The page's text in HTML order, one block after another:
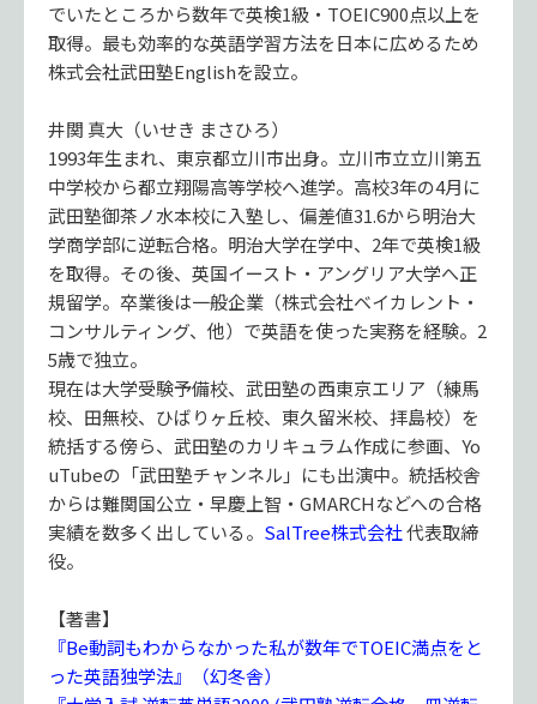
でいたところから数年で英検1級・TOEIC900点以上を
取得。最も効率的な英語学習方法を日本に広めるため
株式会社武田塾Englishを設立。
井関 真大（いせき まさひろ）
1993年生まれ、東京都立川市出身。立川市立立川第五
中学校から都立翔陽高等学校へ進学。高校3年の4月に
武田塾御茶ノ水本校に入塾し、偏差値31.6から明治大
学商学部に逆転合格。明治大学在学中、2年で英検1級
を取得。その後、英国イースト・アングリア大学へ正
規留学。卒業後は一般企業（株式会社ベイカレント・
コンサルティング、他）で英語を使った実務を経験。2
5歳で独立。
現在は大学受験予備校、武田塾の西東京エリア（練馬
校、田無校、ひばりヶ丘校、東久留米校、拝島校）を
統括する傍ら、武田塾のカリキュラム作成に参画、Yo
uTubeの「武田塾チャンネル」にも出演中。統括校舎
からは難関国公立・早慶上智・GMARCHなどへの合格
実績を数多く出している。 SalTree株式会社代表取締
役。
【著書】
『Be動詞もわからなかった私が数年でTOEIC満点をと
った英語独学法』（幻冬舎）